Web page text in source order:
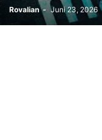
Rovalian - Juni 23, 2026